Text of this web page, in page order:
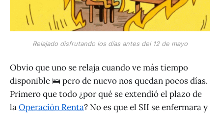
Relajado disfrutando los días antes del 12 de mayo
Obvio que uno se relaja cuando ve más tiempo
disponible 🛌 pero de nuevo nos quedan pocos días.
Primero que todo ¿por qué se extendió el plazo de
laOperación Renta? No es que el SII se enfermara y